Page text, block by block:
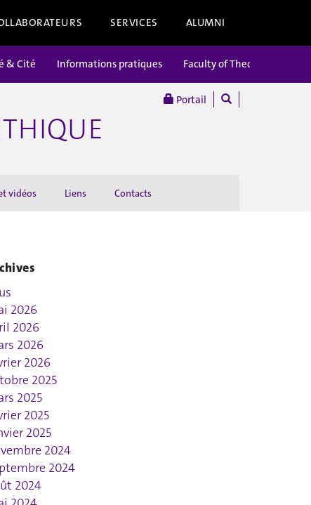
SERVICES ALUMNI
Portail
& Cité Informations pratiques Faculty of Theology
vidéos Liens Contacts
2026
2026
2026
2026
2025
2025
2025
2025
2024
2024
2024